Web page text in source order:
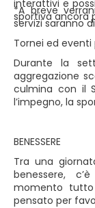
interattivi e
sportiva ancora
*A breve
servizi saranno
Tornei ed
Durante la
aggregazione
culmina con il
l’impegno, la
BENESSERE
Tra una
benessere,
momento
pensato per